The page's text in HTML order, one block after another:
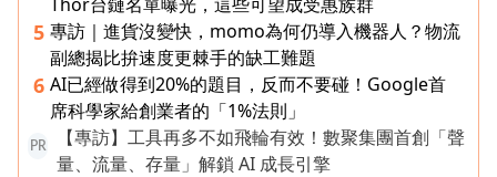
5 專訪｜進貨沒變快，momo為何仍導入機器人？物流
副總揭比拚速度更棘手的缺工難題
6 AI已經做得到20%的題目，反而不要碰！Google首
席科學家給創業者的「1%法則」
PR
【專訪】工具再多不如飛輪有效！數聚集團首創「聲
量、流量、存量」解鎖 AI 成長引擎